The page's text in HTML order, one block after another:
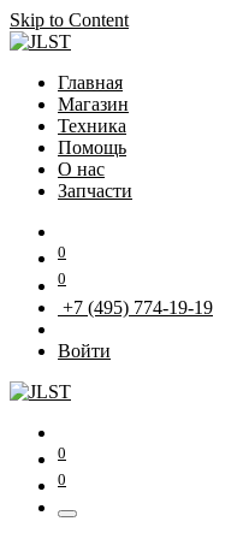
Skip to Content
Главная
Магазин
Техника
Помощь
О нас
Запчасти
0
0
+7 (495) 774-19-19
Войти
0
0